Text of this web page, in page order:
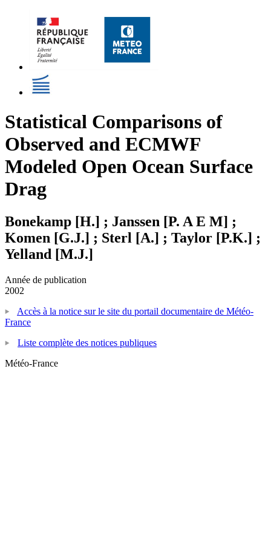
Statistical Comparisons of
Observed and ECMWF
Modeled Open Ocean Surface
Drag
Bonekamp [H.] ; Janssen [P. A E M] ;
Komen [G.J.] ; Sterl [A.] ; Taylor [P.K.] ;
Yelland [M.J.]
Année de publication
2002
Accès à la notice sur le site du portail documentaire de Météo-
France
Liste complète des notices publiques
Météo-France